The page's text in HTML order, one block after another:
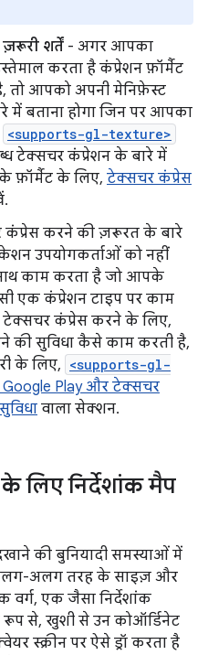
शर्तें - अगर आपका
करता है कंप्रेशन फ़ॉर्मैट
तो आपको अपनी मेनिफ़ेस्ट
में बताना होगा जिन पर आपका
<supports-gl-texture>
टेक्सचर कंप्रेशन के बारे में
फ़ॉर्मैट के लिए, टेक्सचर कंप्रेस
करने की ज़रूरत के बारे
उपयोगकर्ताओं को नहीं
काम करता है जो आपके
एक कंप्रेशन टाइप पर काम
टेक्सचर कंप्रेस करने के लिए,
की सुविधा कैसे काम करती है,
के लिए, <supports-gl-
Play और टेक्सचर
वाला सेक्शन.
लिए निर्देशांक मैप
की बुनियादी समस्याओं में
अलग तरह के साइज़ और
एक जैसा निर्देशांक
रूप से, खुशी से उन कोऑर्डिनेट
स्क्रीन पर ऐसे ड्रॉ करता है